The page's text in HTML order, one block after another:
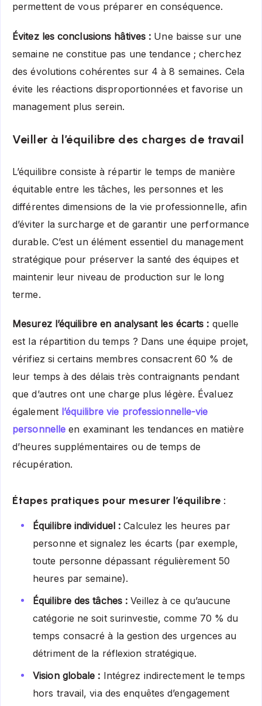
permettent de vous préparer en conséquence.
Évitez les conclusions hâtives : Une baisse sur une
semaine ne constitue pas une tendance ; cherchez
des évolutions cohérentes sur 4 à 8 semaines. Cela
évite les réactions disproportionnées et favorise un
management plus serein.
Veiller à l’équilibre des charges de travail
L’équilibre consiste à répartir le temps de manière
équitable entre les tâches, les personnes et les
différentes dimensions de la vie professionnelle, afin
d’éviter la surcharge et de garantir une performance
durable. C’est un élément essentiel du management
stratégique pour préserver la santé des équipes et
maintenir leur niveau de production sur le long
terme.
Mesurez l’équilibre en analysant les écarts : quelle
est la répartition du temps ? Dans une équipe projet,
vérifiez si certains membres consacrent 60 % de
leur temps à des délais très contraignants pendant
que d’autres ont une charge plus légère. Évaluez
également l’équilibre vie professionnelle-vie
personnelle en examinant les tendances en matière
d’heures supplémentaires ou de temps de
récupération.
Étapes pratiques pour mesurer l’équilibre :
Équilibre individuel :Calculez les heures par
personne et signalez les écarts (par exemple,
toute personne dépassant régulièrement 50
heures par semaine).
Équilibre des tâches :Veillez à ce qu’aucune
catégorie ne soit surinvestie, comme 70 % du
temps consacré à la gestion des urgences au
détriment de la réflexion stratégique.
Vision globale : Intégrez indirectement le temps
hors travail, via des enquêtes d’engagement